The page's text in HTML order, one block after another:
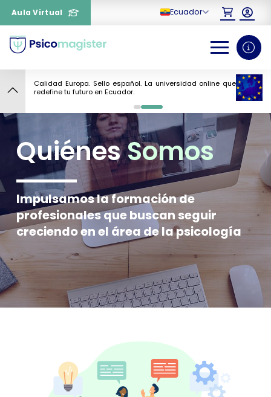
Aula Virtual Ecuador
Calidad Europa. Sello español. La universidad online que
redefine tu futuro en Ecuador.
0 1
QuiénesSomos
Impulsamos la formación de
profesionales que buscan seguir
creciendo en el área de la psicología
¿Necesitas más información
sobre un curso?